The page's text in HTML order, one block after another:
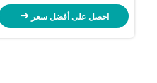
احصل على أفضل سعر